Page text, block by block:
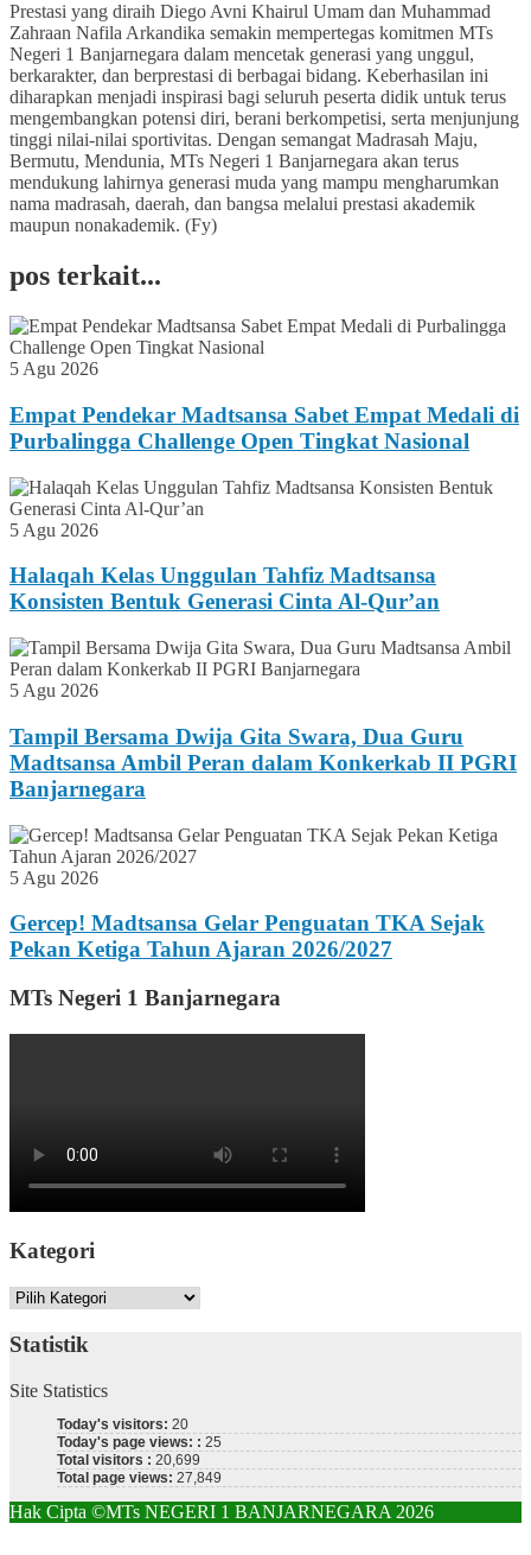
Prestasi yang diraih Diego Avni Khairul Umam dan Muhammad
Zahraan Nafila Arkandika semakin mempertegas komitmen MTs
Negeri 1 Banjarnegara dalam mencetak generasi yang unggul,
berkarakter, dan berprestasi di berbagai bidang. Keberhasilan ini
diharapkan menjadi inspirasi bagi seluruh peserta didik untuk terus
mengembangkan potensi diri, berani berkompetisi, serta menjunjung
tinggi nilai-nilai sportivitas. Dengan semangat Madrasah Maju,
Bermutu, Mendunia, MTs Negeri 1 Banjarnegara akan terus
mendukung lahirnya generasi muda yang mampu mengharumkan
nama madrasah, daerah, dan bangsa melalui prestasi akademik
maupun nonakademik. (Fy)
pos terkait...
5 Agu 2026
Empat Pendekar Madtsansa Sabet Empat Medali di
Purbalingga Challenge Open Tingkat Nasional
5 Agu 2026
Halaqah Kelas Unggulan Tahfiz Madtsansa
Konsisten Bentuk Generasi Cinta Al-Qur’an
5 Agu 2026
Tampil Bersama Dwija Gita Swara, Dua Guru
Madtsansa Ambil Peran dalam Konkerkab II PGRI
Banjarnegara
5 Agu 2026
Gercep! Madtsansa Gelar Penguatan TKA Sejak
Pekan Ketiga Tahun Ajaran 2026/2027
MTs Negeri 1 Banjarnegara
Kategori
Kategori
Statistik
Site Statistics
Today's visitors: 20
Today's page views: : 25
Total visitors : 20,699
Total page views: 27,849
Hak Cipta ©MTs NEGERI 1 BANJARNEGARA 2026